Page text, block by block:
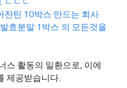
잔틴 10박스 만드는 회사
효분말 1박스 의 모든것을
스 활동의 일환으로, 이에
제공받습니다.